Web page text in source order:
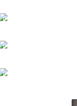
15$
15$
15$